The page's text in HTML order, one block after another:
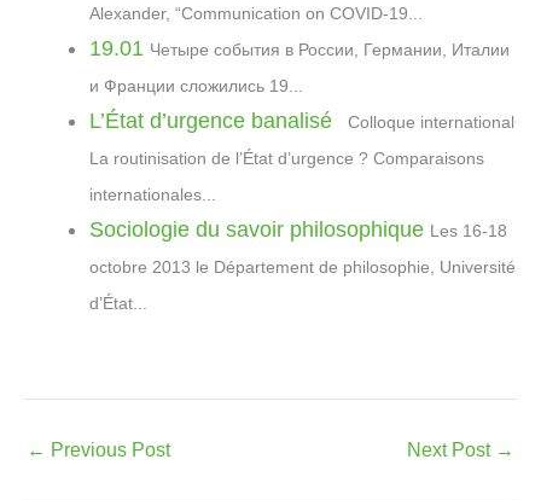
Alexander, “Communication on COVID-19...
19.01 Четыре события в России, Германии, Италии
и Франции сложились 19...
L’État d’urgence banalisé
Colloque international
La routinisation de l’État d’urgence ? Comparaisons
internationales...
Sociologie du savoir philosophique Les 16-18
octobre 2013 le Département de philosophie, Université
d’État...
← Previous Post Next Post →